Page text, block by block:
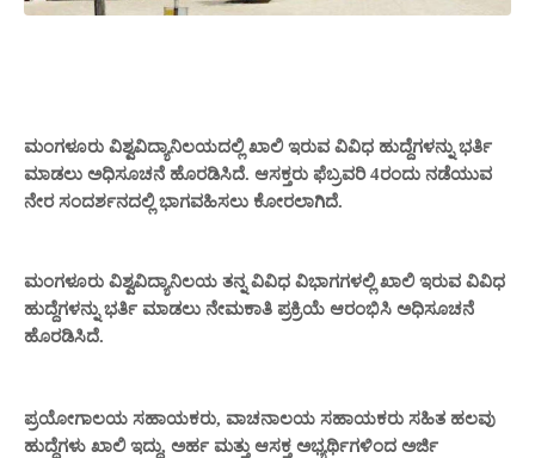
ಮಂಗಳೂರು ವಿಶ್ವವಿದ್ಯಾನಿಲಯದಲ್ಲಿ ಖಾಲಿ ಇರುವ ವಿವಿಧ ಹುದ್ದೆಗಳನ್ನು ಭರ್ತಿ
ಮಾಡಲು ಅಧಿಸೂಚನೆ ಹೊರಡಿಸಿದೆ. ಆಸಕ್ತರು ಫೆಬ್ರವರಿ 4ರಂದು ನಡೆಯುವ
ನೇರ ಸಂದರ್ಶನದಲ್ಲಿ ಭಾಗವಹಿಸಲು ಕೋರಲಾಗಿದೆ.
ಮಂಗಳೂರು ವಿಶ್ವವಿದ್ಯಾನಿಲಯ ತನ್ನ ವಿವಿಧ ವಿಭಾಗಗಳಲ್ಲಿ ಖಾಲಿ ಇರುವ ವಿವಿಧ
ಹುದ್ದೆಗಳನ್ನು ಭರ್ತಿ ಮಾಡಲು ನೇಮಕಾತಿ ಪ್ರಕ್ರಿಯೆ ಆರಂಭಿಸಿ ಅಧಿಸೂಚನೆ
ಹೊರಡಿಸಿದೆ.
ಪ್ರಯೋಗಾಲಯ ಸಹಾಯಕರು, ವಾಚನಾಲಯ ಸಹಾಯಕರು ಸಹಿತ ಹಲವು
ಹುದ್ದೆಗಳು ಖಾಲಿ ಇದ್ದು, ಅರ್ಹ ಮತ್ತು ಆಸಕ್ತ ಅಭ್ಯರ್ಥಿಗಳಿಂದ ಅರ್ಜಿ